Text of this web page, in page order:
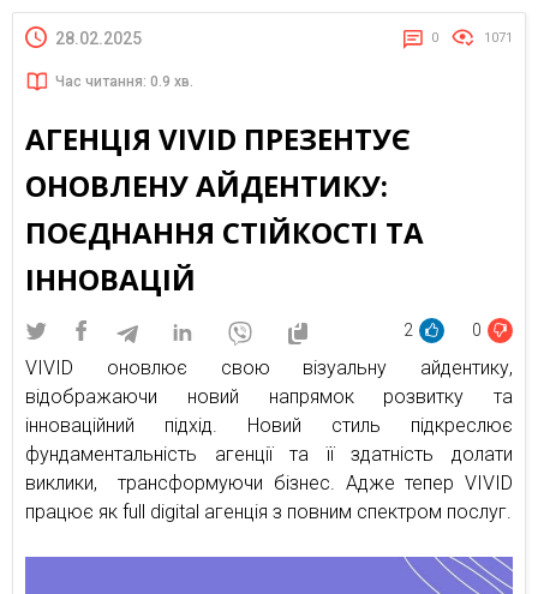
28.02.2025 0 1071
Час читання: 0.9 хв.
АГЕНЦІЯ VIVID ПРЕЗЕНТУЄ
ОНОВЛЕНУ АЙДЕНТИКУ:
ПОЄДНАННЯ СТІЙКОСТІ ТА
ІННОВАЦІЙ
2 0
VIVID оновлює свою візуальну айдентику,
відображаючи новий напрямок розвитку та
інноваційний підхід. Новий стиль підкреслює
фундаментальність агенції та її здатність долати
виклики, трансформуючи бізнес. Адже тепер VIVID
працює як full digital агенція з повним спектром послуг.